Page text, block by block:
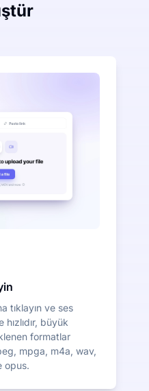
tıklayın ve ses
büyük
formatlar
mpga, m4a, wav,
opus.